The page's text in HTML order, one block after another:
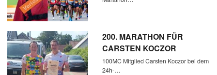
200. MARATHON FÜR
CARSTEN KOCZOR
100MC Mitglied Carsten Koczor bei dem
24h-…